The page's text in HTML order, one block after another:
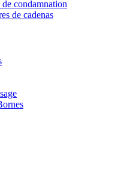
de condamnation
de cadenas